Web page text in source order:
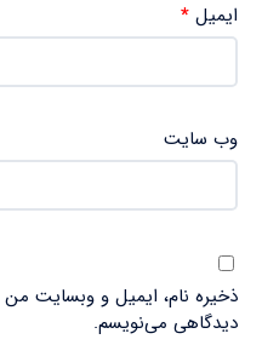
ایمیل *
وب‌ سایت
ذخیره نام، ایمیل و وبسایت من
دیدگاهی می‌نویسم.